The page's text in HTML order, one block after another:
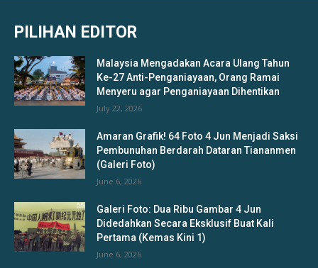
PILIHAN EDITOR
Malaysia Mengadakan Acara Ulang Tahun
Ke-27 Anti-Penganiayaan, Orang Ramai
Menyeru agar Penganiayaan Dihentikan
July 22, 2026
Amaran Grafik! 64 Foto 4 Jun Menjadi Saksi
Pembunuhan Berdarah Dataran Tiananmen
(Galeri Foto)
June 6, 2026
Galeri Foto: Dua Ribu Gambar 4 Jun
Didedahkan Secara Eksklusif Buat Kali
Pertama (Kemas Kini 1)
June 6, 2026